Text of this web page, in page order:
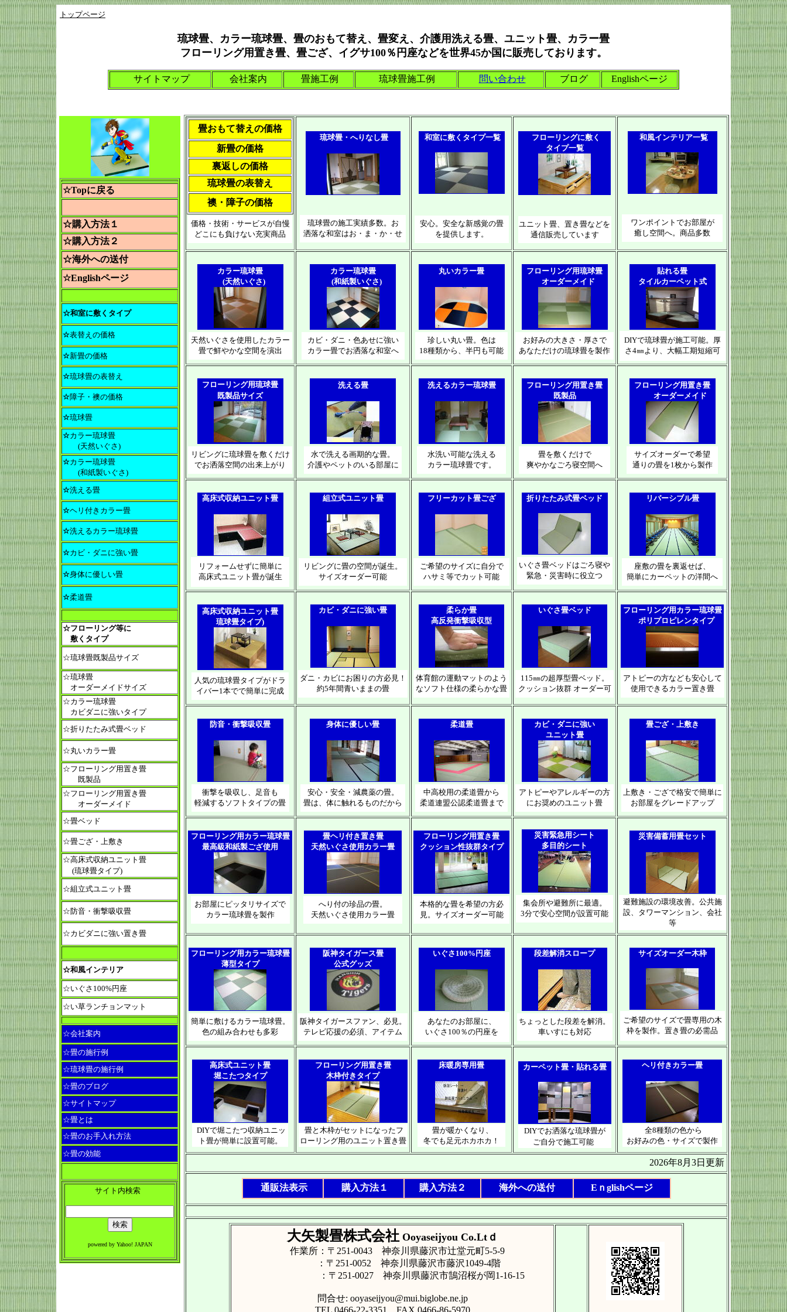
トップページ
琉球畳、カラー琉球畳、畳のおもて替え、畳変え、介護用洗える畳、ユニット畳、カラー畳
フローリング用置き畳、畳ござ、イグサ100％円座などを世界45か国に販売しております。
サイトマップ 会社案内 畳施工例 琉球畳施工例 問い合わせ ブログ Englishページ
☆Topに戻る
☆購入方法１
☆購入方法２
☆海外への送付
☆Englishページ
☆和室に敷くタイプ
☆表替えの価格
☆新畳の価格
☆琉球畳の表替え
☆障子・襖の価格
☆琉球畳
☆カラー琉球畳
(天然いぐさ)
☆カラー琉球畳
(和紙製いぐさ)
☆洗える畳
☆ヘリ付きカラー畳
☆洗えるカラー琉球畳
☆カビ・ダニに強い畳
☆身体に優しい畳
☆柔道畳
☆フローリング等に
敷くタイプ
☆琉球畳既製品サイズ
☆琉球畳
オーダーメイドサイズ
☆カラー琉球畳
カビダニに強いタイプ
☆折りたたみ式畳ベッド
☆丸いカラー畳
☆フローリング用置き畳
既製品
☆フローリング用置き畳
オーダーメイド
☆畳ベッド
☆畳ござ・上敷き
☆高床式収納ユニット畳
(琉球畳タイプ)
☆組立式ユニット畳
☆防音・衝撃吸収畳
☆カビダニに強い置き畳
☆和風インテリア
☆いぐさ100%円座
☆い草ランチョンマット
☆会社案内
☆畳の施行例
☆琉球畳の施行例
☆畳のブログ
☆サイトマップ
☆畳とは
☆畳のお手入れ方法
☆畳の効能
サイト内検索
powered by Yahoo! JAPAN
畳おもて替えの価格
新畳の価格
裏返しの価格
琉球畳の表替え
襖・障子の価格
価格・技術・サービスが自慢
どこにも負けない充実商品
琉球畳・へりなし畳
琉球畳の施工実績多数。お
洒落な和室はお・ま・か・せ
和室に敷くタイプ一覧
安心。安全な新感覚の畳
を提供します。
フローリングに敷く
タイプ一覧
ユニット畳、置き畳などを
通信販売しています
和風インテリア一覧
ワンポイントでお部屋が
癒し空間へ。商品多数
カラー琉球畳
(天然いぐさ)
天然いぐさを使用したカラー
畳で鮮やかな空間を演出
カラー琉球畳
(和紙製いぐさ)
カビ・ダニ・色あせに強い
カラー畳でお洒落な和室へ
丸いカラー畳
珍しい丸い畳。色は
18種類から、半円も可能
フローリング用琉球畳
オーダーメイド
お好みの大きさ・厚さで
あなただけの琉球畳を製作
貼れる畳
タイルカーペット式
DIYで琉球畳が施工可能。厚
さ4㎜より、大幅工期短縮可
フローリング用琉球畳
既製品サイズ
リビングに琉球畳を敷くだけ
でお洒落空間の出来上がり
洗える畳
水で洗える画期的な畳。
介護やペットのいる部屋に
洗えるカラー琉球畳
水洗い可能な洗える
カラー琉球畳です。
フローリング用置き畳
既製品
畳を敷くだけで
爽やかなごろ寝空間へ
フローリング用置き畳
オーダーメイド
サイズオーダーで希望
通りの畳を1枚から製作
高床式収納ユニット畳
リフォームせずに簡単に
高床式ユニット畳が誕生
組立式ユニット畳
リビングに畳の空間が誕生。
サイズオーダー可能
フリーカット畳ござ
ご希望のサイズに自分で
ハサミ等でカット可能
折りたたみ式畳ベッド
いぐさ畳ベッドはごろ寝や
緊急・災害時に役立つ
リバーシブル畳
座敷の畳を裏返せば、
簡単にカーペットの洋間へ
高床式収納ユニット畳
琉球畳タイプ)
人気の琉球畳タイプがドラ
イバー1本でで簡単に完成
カビ・ダニに強い畳
ダニ・カビにお困りの方必見！
約5年間青いままの畳
柔らか畳
高反発衝撃吸収型
体育館の運動マットのよう
なソフト仕様の柔らかな畳
いぐさ畳ベッド
115㎜の超厚型畳ベッド。
クッション抜群 オーダー可
フローリング用カラー琉球畳
ポリプロピレンタイプ
アトピーの方なども安心して
使用できるカラー置き畳
防音・衝撃吸収畳
衝撃を吸収し、足音も
軽減するソフトタイプの畳
身体に優しい畳
安心・安全・減農薬の畳。
畳は、体に触れるものだから
柔道畳
中高校用の柔道畳から
柔道連盟公認柔道畳まで
カビ・ダニに強い
ユニット畳
アトピーやアレルギーの方
にお奨めのユニット畳
畳ござ・上敷き
上敷き・ござで格安で簡単に
お部屋をグレードアップ
フローリング用カラー琉球畳
最高級和紙製ござ使用
お部屋にピッタリサイズで
カラー琉球畳を製作
畳ヘリ付き置き畳
天然いぐさ使用カラー畳
へり付の珍品の畳。
天然いぐさ使用カラー畳
フローリング用置き畳
クッション性抜群タイプ
本格的な畳を希望の方必
見。サイズオーダー可能
災害緊急用シート
多目的シート
集会所や避難所に最適。
3分で安心空間が設置可能
災害備蓄用畳セット
避難施設の環境改善。公共施
設、タワーマンション、会社
等
フローリング用カラー琉球畳
薄型タイプ
簡単に敷けるカラー琉球畳。
色の組み合わせも多彩
阪神タイガース畳
公式グッズ
阪神タイガースファン、必見。
テレビ応援の必須、アイテム
いぐさ100%円座
あなたのお部屋に、
いぐさ100％の円座を
段差解消スロープ
ちょっとした段差を解消。
車いすにも対応
サイズオーダー木枠
ご希望のサイズで畳専用の木
枠を製作。置き畳の必需品
高床式ユニット畳
堀こたつタイプ
DIYで堀こたつ収納ユニッ
ト畳が簡単に設置可能。
フローリング用置き畳
木枠付きタイプ
畳と木枠がセットになったフ
ローリング用のユニット置き畳
床暖房専用畳
畳が暖かくなり、
冬でも足元ホカホカ！
カーペット畳・貼れる畳
DIYでお洒落な琉球畳が
ご自分で施工可能
ヘリ付きカラー畳
全8種類の色から
お好みの色・サイズで製作
2026年8月3日更新
通販法表示 購入方法１ 購入方法２ 海外への送付 Eｎglishページ
大矢製畳株式会社 Ooyaseijyou Co.Ltｄ
作業所：〒251-0043 神奈川県藤沢市辻堂元町5-5-9
：〒251-0052 神奈川県藤沢市藤沢1049-4階
：〒251-0027 神奈川県藤沢市鵠沼桜が岡1-16-15
問合せ: ooyaseijyou@mui.biglobe.ne.jp
TEL 0466-22-3351 FAX 0466-86-5970